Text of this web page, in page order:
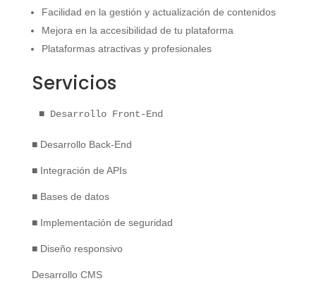
Facilidad en la gestión y actualización de contenidos
Mejora en la accesibilidad de tu plataforma
Plataformas atractivas y profesionales
Servicios
■ Desarrollo Front-End
■ Desarrollo Back-End
■ Integración de APIs
■ Bases de datos
■ Implementación de seguridad
■ Diseño responsivo
Desarrollo CMS